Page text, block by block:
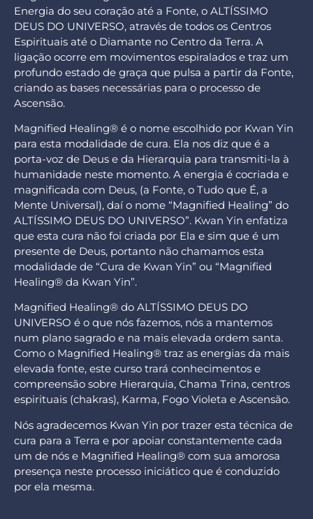
Energia do seu coração até a Fonte, o ALTÍSSIMO
DEUS DO UNIVERSO, através de todos os Centros
Espirituais até o Diamante no Centro da Terra. A
ligação ocorre em movimentos espiralados e traz um
profundo estado de graça que pulsa a partir da Fonte,
criando as bases necessárias para o processo de
Ascensão.
Magnified Healing® é o nome escolhido por Kwan Yin
para esta modalidade de cura. Ela nos diz que é a
porta-voz de Deus e da Hierarquia para transmiti-la à
humanidade neste momento. A energia é cocriada e
magnificada com Deus, (a Fonte, o Tudo que É, a
Mente Universal), daí o nome “Magnified Healing” do
ALTÍSSIMO DEUS DO UNIVERSO”. Kwan Yin enfatiza
que esta cura não foi criada por Ela e sim que é um
presente de Deus, portanto não chamamos esta
modalidade de “Cura de Kwan Yin” ou “Magnified
Healing® da Kwan Yin”.
Magnified Healing® do ALTÍSSIMO DEUS DO
UNIVERSO é o que nós fazemos, nós a mantemos
num plano sagrado e na mais elevada ordem santa.
Como o Magnified Healing® traz as energias da mais
elevada fonte, este curso trará conhecimentos e
compreensão sobre Hierarquia, Chama Trina, centros
espirituais (chakras), Karma, Fogo Violeta e Ascensão.
Nós agradecemos Kwan Yin por trazer esta técnica de
cura para a Terra e por apoiar constantemente cada
um de nós e Magnified Healing® com sua amorosa
presença neste processo iniciático que é conduzido
por ela mesma.